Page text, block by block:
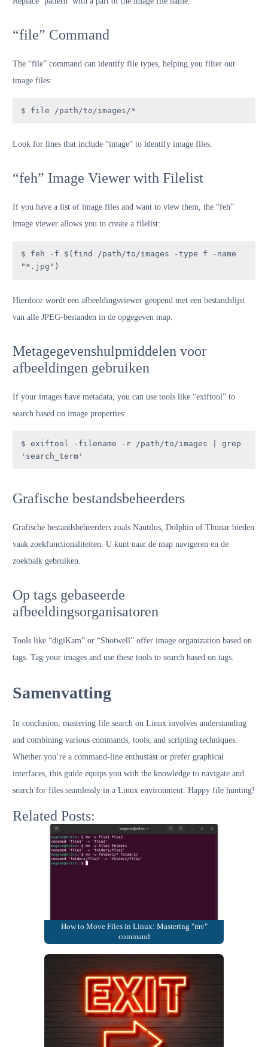
“file” Command
The “file” command can identify file types, helping you filter out
image files:
$ file /path/to/images/*
Look for lines that include “image” to identify image files.
“feh” Image Viewer with Filelist
If you have a list of image files and want to view them, the “feh”
image viewer allows you to create a filelist:
$ feh -f $(find /path/to/images -type f -name
"*.jpg")
Hierdoor wordt een afbeeldingsviewer geopend met een bestandslijst
van alle JPEG-bestanden in de opgegeven map.
Metagegevenshulpmiddelen voor
afbeeldingen gebruiken
If your images have metadata, you can use tools like “exiftool” to
search based on image properties:
$ exiftool -filename -r /path/to/images | grep
'search_term'
Grafische bestandsbeheerders
Grafische bestandsbeheerders zoals Nautilus, Dolphin of Thunar bieden
vaak zoekfunctionaliteiten. U kunt naar de map navigeren en de
zoekbalk gebruiken.
Op tags gebaseerde
afbeeldingsorganisatoren
Tools like “digiKam” or “Shotwell” offer image organization based on
tags. Tag your images and use these tools to search based on tags.
Samenvatting
In conclusion, mastering file search on Linux involves understanding
and combining various commands, tools, and scripting techniques.
Whether you’re a command-line enthusiast or prefer graphical
interfaces, this guide equips you with the knowledge to navigate and
search for files seamlessly in a Linux environment. Happy file hunting!
Related Posts:
How to Move Files in Linux: Mastering "mv"
command